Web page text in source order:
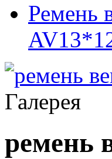
Ремень
Галерея
ремень